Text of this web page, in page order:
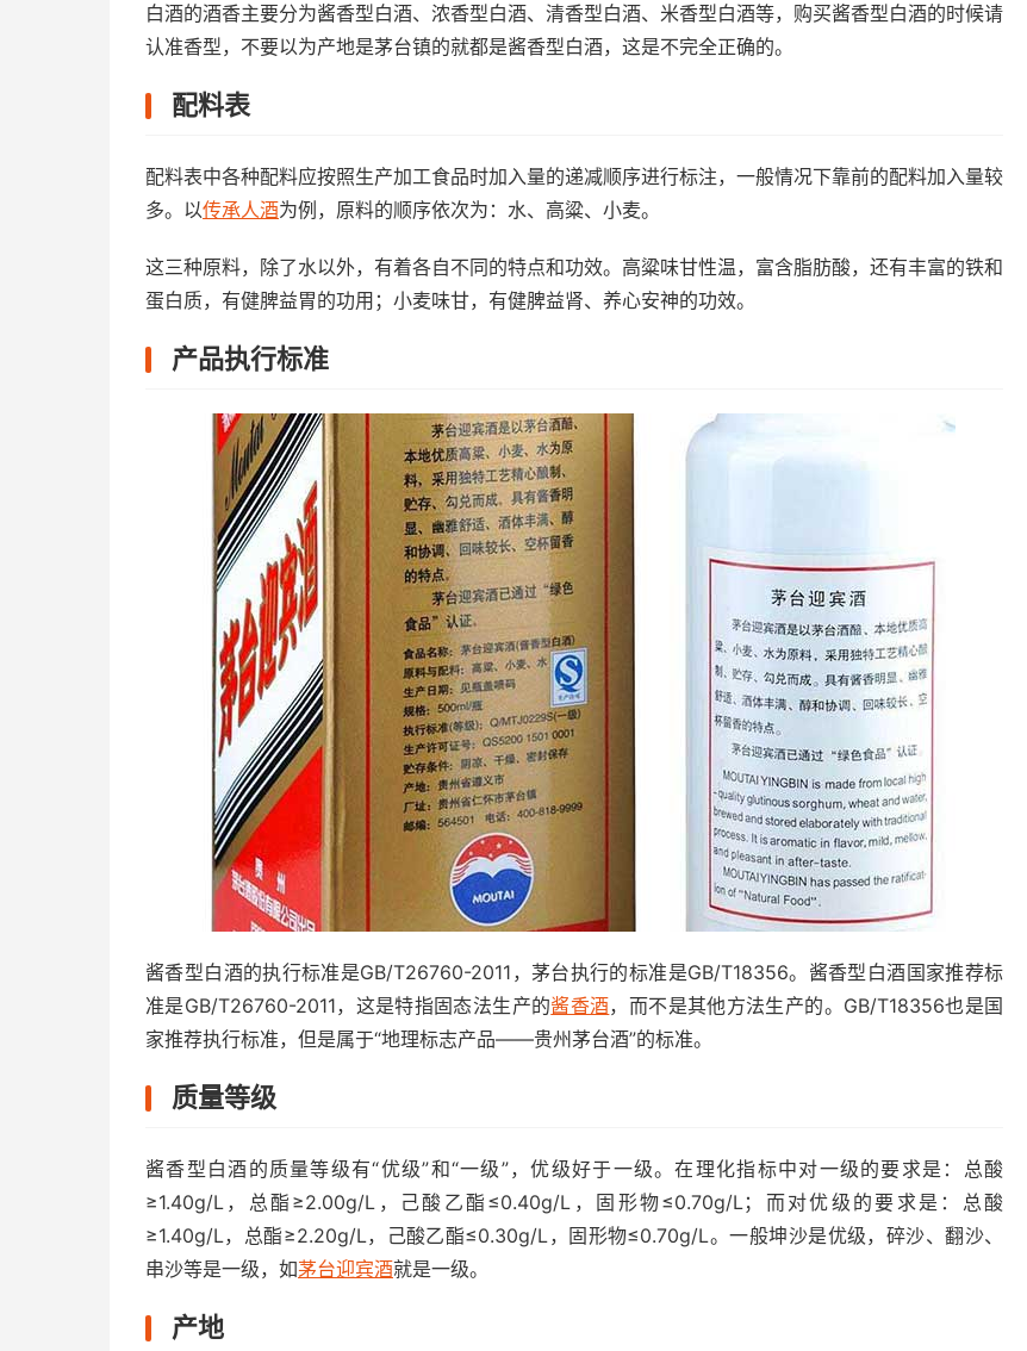
白酒的酒香主要分为酱香型白酒、浓香型白酒、清香型白酒、米香型白酒等，购买酱香型白酒的时候请
认准香型，不要以为产地是茅台镇的就都是酱香型白酒，这是不完全正确的。
配料表
配料表中各种配料应按照生产加工食品时加入量的递减顺序进行标注，一般情况下靠前的配料加入量较
多。以传承人酒为例，原料的顺序依次为：水、高粱、小麦。
这三种原料，除了水以外，有着各自不同的特点和功效。高粱味甘性温，富含脂肪酸，还有丰富的铁和
蛋白质，有健脾益胃的功用；小麦味甘，有健脾益肾、养心安神的功效。
产品执行标准
酱香型白酒的执行标准是GB/T26760-2011，茅台执行的标准是GB/T18356。酱香型白酒国家推荐标
准是GB/T26760-2011，这是特指固态法生产的酱香酒，而不是其他方法生产的。GB/T18356也是国
家推荐执行标准，但是属于“地理标志产品——贵州茅台酒”的标准。
质量等级
酱香型白酒的质量等级有“优级”和“一级”，优级好于一级。在理化指标中对一级的要求是：总酸
≥1.40g/L，总酯≥2.00g/L，己酸乙酯≤0.40g/L，固形物≤0.70g/L；而对优级的要求是：总酸
≥1.40g/L，总酯≥2.20g/L，己酸乙酯≤0.30g/L，固形物≤0.70g/L。一般坤沙是优级，碎沙、翻沙、
串沙等是一级，如茅台迎宾酒就是一级。
产地